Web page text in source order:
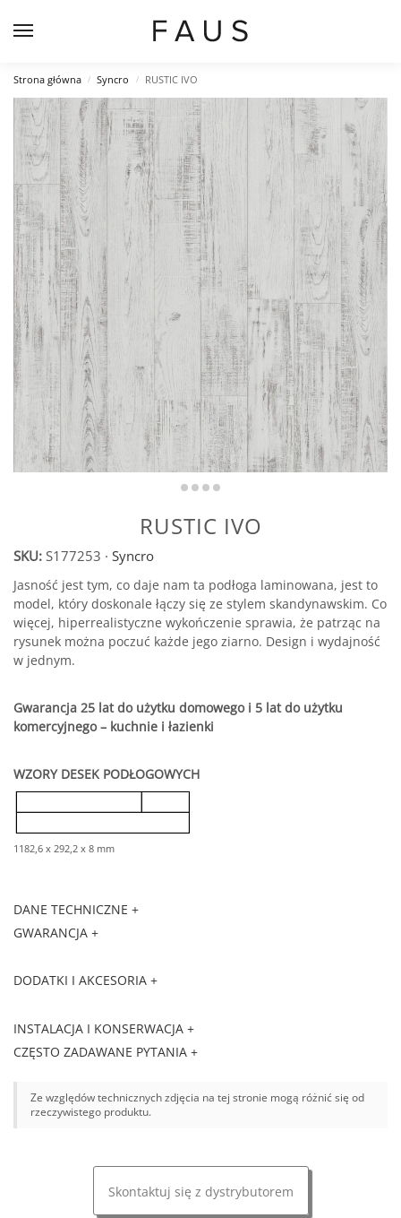
Strona główna / Syncro / RUSTIC IVO
RUSTIC IVO
SKU: S177253 · Syncro
Jasność jest tym, co daje nam ta podłoga laminowana, jest to
model, który doskonale łączy się ze stylem skandynawskim. Co
więcej, hiperrealistyczne wykończenie sprawia, że patrząc na
rysunek można poczuć każde jego ziarno. Design i wydajność
w jednym.
Gwarancja 25 lat do użytku domowego i 5 lat do użytku
komercyjnego – kuchnie i łazienki
WZORY DESEK PODŁOGOWYCH
1182,6 x 292,2 x 8 mm
DANE TECHNICZNE +
GWARANCJA +
DODATKI I AKCESORIA +
INSTALACJA I KONSERWACJA +
CZĘSTO ZADAWANE PYTANIA +
Ze względów technicznych zdjęcia na tej stronie mogą różnić się od
rzeczywistego produktu.
Skontaktuj się z dystrybutorem